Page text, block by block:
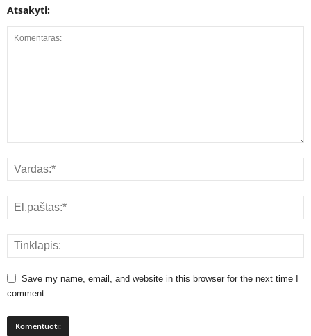
Atsakyti:
Save my name, email, and website in this browser for the next time I
comment.